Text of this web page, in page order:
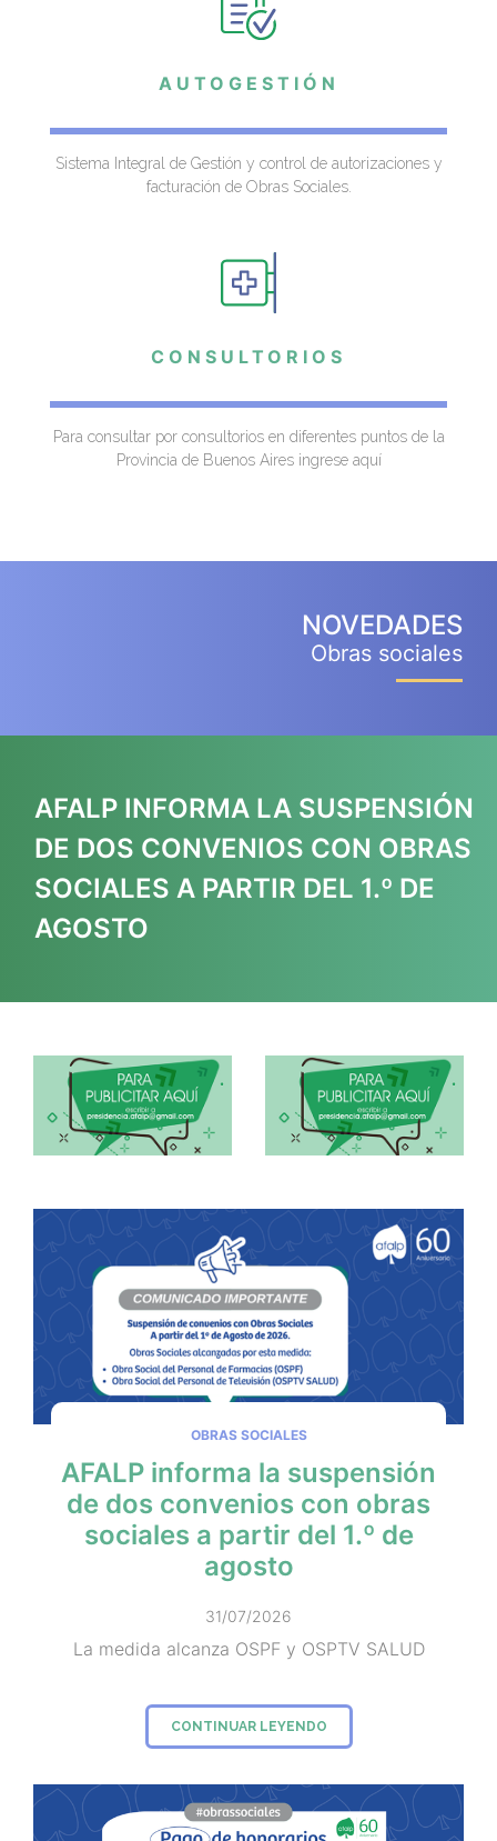
AUTOGESTIÓN
Sistema Integral de Gestión y control de autorizaciones y
facturación de Obras Sociales.
CONSULTORIOS
Para consultar por consultorios en diferentes puntos de la
Provincia de Buenos Aires ingrese aquí
NOVEDADES
Obras sociales
AFALP INFORMA LA SUSPENSIÓN
DE DOS CONVENIOS CON OBRAS
SOCIALES A PARTIR DEL 1.º DE
AGOSTO
OBRAS SOCIALES
AFALP informa la suspensión
de dos convenios con obras
sociales a partir del 1.º de
agosto
31/07/2026
La medida alcanza OSPF y OSPTV SALUD
CONTINUAR LEYENDO